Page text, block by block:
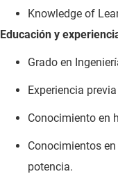
Knowledge of
Educación y
Grado en
Experiencia
Conocimiento en
Conocimientos
potencia.